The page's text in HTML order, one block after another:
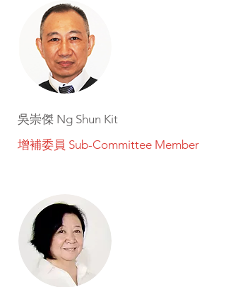
吳崇傑 Ng Shun Kit
增補委員 Sub-Committee Member